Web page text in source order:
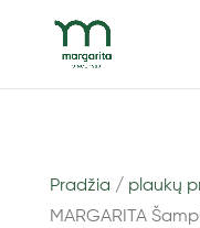
Pradžia / plaukų
MARGARITA